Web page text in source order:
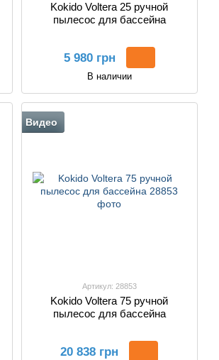
Kokido Voltera 25 ручной
пылесос для бассейна
5 980 грн
В наличии
Видео
Артикул: 28853
Kokido Voltera 75 ручной
пылесос для бассейна
20 838 грн